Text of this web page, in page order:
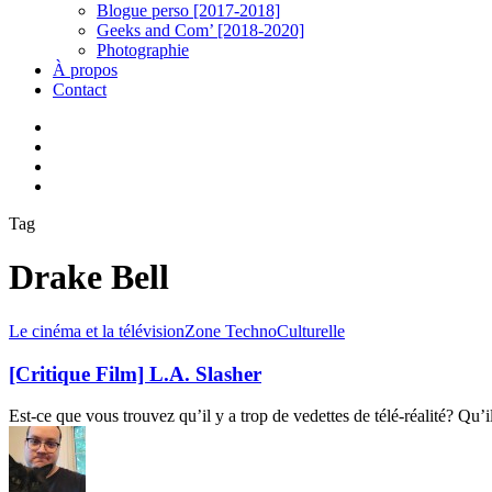
Blogue perso [2017-2018]
Geeks and Com’ [2018-2020]
Photographie
À propos
Contact
Tag
Drake Bell
[Critique
L.A.
Slasher
Le cinéma et la télévisionZone TechnoCulturelle
[Critique Film] L.A. Slasher
Est-ce que vous trouvez qu’il y a trop de vedettes de télé-réalité?